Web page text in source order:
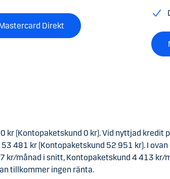
Direkt
(Kontopaketskund 0 kr). Vid nyttjad kredit
481 kr (Kontopaketskund 52 951 kr). I
kr/månad i snitt, Kontopaketskund 4 413 kr/
tillkommer ingen ränta.